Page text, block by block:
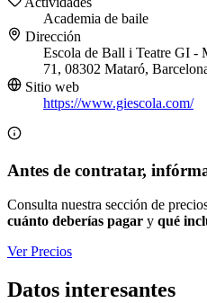
Academia de baile
Dirección
Escola de Ball i Teatre GI -
71, 08302 Mataró,
Sitio web
https://www.giescola.com/
Antes de contratar,
Consulta nuestra sección de
cuánto deberías pagar y qué
Ver Precios
Datos interesantes